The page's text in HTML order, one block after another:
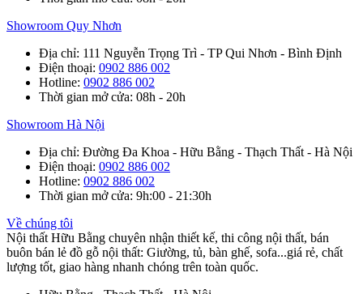
Showroom Quy Nhơn
Địa chỉ: 111 Nguyễn Trọng Trì - TP Qui Nhơn - Bình Định
Điện thoại: 0902 886 002
Hotline: 0902 886 002
Thời gian mở cửa: 08h - 20h
Showroom Hà Nội
Địa chỉ: Đường Đa Khoa - Hữu Bằng - Thạch Thất - Hà Nội
Điện thoại: 0902 886 002
Hotline: 0902 886 002
Thời gian mở cửa: 9h:00 - 21:30h
Về chúng tôi
Nội thất Hữu Bằng chuyên nhận thiết kế, thi công nội thất, bán
buôn bán lẻ đồ gỗ nội thất: Giường, tủ, bàn ghế, sofa...giá rẻ, chất
lượng tốt, giao hàng nhanh chóng trên toàn quốc.